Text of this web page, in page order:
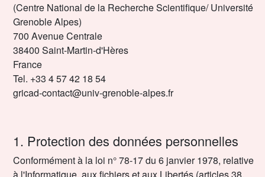
(Centre National de la Recherche Scientifique/ Université
Grenoble Alpes)
700 Avenue Centrale
38400 Saint-Martin-d'Hères
France
Tel. +33 4 57 42 18 54
gricad-contact@univ-grenoble-alpes.fr
1. Protection des données personnelles
Conformément à la loi n° 78-17 du 6 janvier 1978, relative